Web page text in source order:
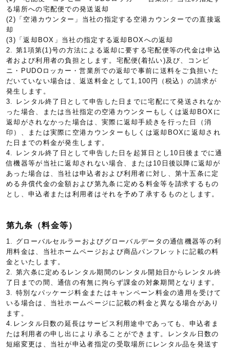
る場所への宅配便での発送返却
(2)「空港カウンター」当社の指定する空港カウンターでの直接返
却
(3)「返却BOX」当社の指定する返却BOXへの返却
2. 第1項第(1)号の方法による返却に要する宅配便等の代金は申込
者および利用者の負担とします。宅配便(着払い)及び、コンビ
ニ・PUDOロッカー・営業所での返却で事前に送料をご負担いた
だいていない場合は、返送料金として1,100円（税込）の請求が
発生します。
3. レンタル終了日として申告した日までに宅配にて発送されなか
った場合、または当社指定の空港カウンターもしくは返却BOXに
返却がされなかった場合は、実際に返却手続きを行った日（消
印）、または実際に空港カウンターもしくは返却BOXに返却され
た日までの料金が発生します。
4. レンタル終了日として申告した日を起算日とし10日後までに通
信機器等が当社に返却されない場合、または10日後以降に返却が
あった場合は、当社は申込者および利用者に対し、第十五条に定
める弁償代金の金額および第九条に定める料金等を請求するもの
とし、申込者または利用者はそれを予め了承するものとします。
第九条（料金等）
1. グローバルセルラーおよびグローバルデータの通信機器等の利
用料金は、当社ホームページおよび商品パンフレットに記載の料
金といたします。
2. 第六条に定めるレンタル期間のレンタル開始日からレンタル終
了日までの間、通信の有無に拘らず課金の対象期間となります。
3. 特別なパッケージ料金またはキャンペーン料金の適用を受けて
いる場合は、当社ホームページに記載の料金と異なる場合があり
ます。
4.レンタル日数の延長はサービス利用途中であっても、申込者ま
たは利用者の申し出により承ることができます。レンタル日数の
短縮変更は、当社が申込者指定の受取場所にレンタル品を発送す